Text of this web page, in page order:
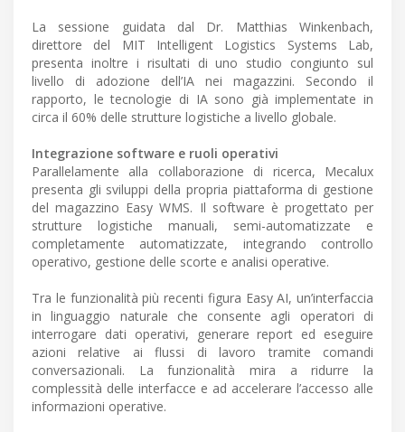
La sessione guidata dal Dr. Matthias Winkenbach,
direttore del MIT Intelligent Logistics Systems Lab,
presenta inoltre i risultati di uno studio congiunto sul
livello di adozione dell’IA nei magazzini. Secondo il
rapporto, le tecnologie di IA sono già implementate in
circa il 60% delle strutture logistiche a livello globale.
Integrazione software e ruoli operativi
Parallelamente alla collaborazione di ricerca, Mecalux
presenta gli sviluppi della propria piattaforma di gestione
del magazzino Easy WMS. Il software è progettato per
strutture logistiche manuali, semi-automatizzate e
completamente automatizzate, integrando controllo
operativo, gestione delle scorte e analisi operative.
Tra le funzionalità più recenti figura Easy AI, un’interfaccia
in linguaggio naturale che consente agli operatori di
interrogare dati operativi, generare report ed eseguire
azioni relative ai flussi di lavoro tramite comandi
conversazionali. La funzionalità mira a ridurre la
complessità delle interfacce e ad accelerare l’accesso alle
informazioni operative.